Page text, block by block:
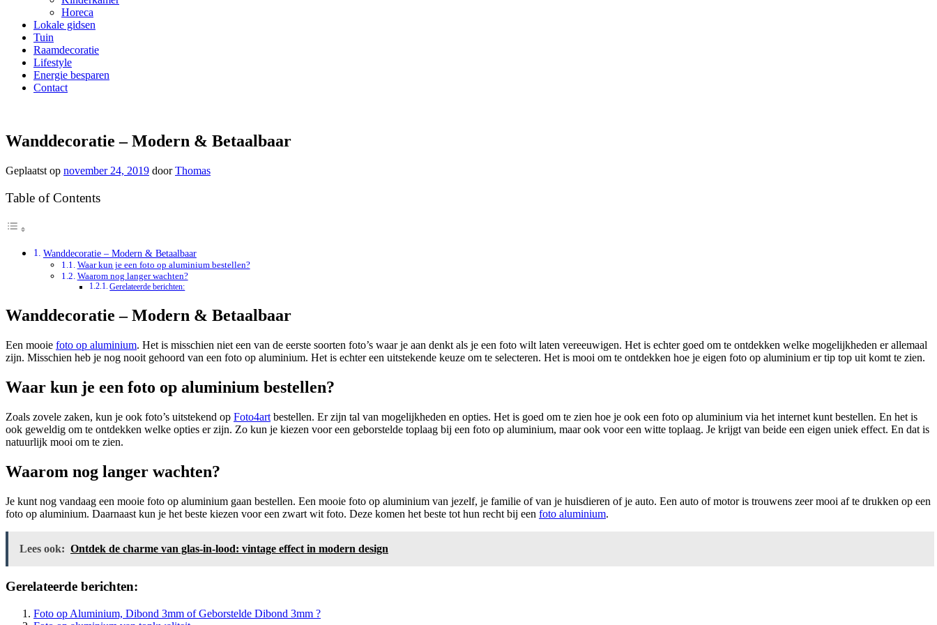
Horeca
Lokale gidsen
Tuin
Raamdecoratie
Lifestyle
Energie besparen
Contact
Wanddecoratie – Modern & Betaalbaar‎
Geplaatst op november 24, 2019 doorThomas
Table of Contents
Wanddecoratie – Modern & Betaalbaar‎
Waar kun je een foto op aluminium bestellen?
Waarom nog langer wachten?
Gerelateerde berichten:
Wanddecoratie – Modern & Betaalbaar‎
Een mooie foto op aluminium. Het is misschien niet een van de eerste soorten foto’s waar je aan denkt als je een foto wilt laten vereeuwigen. Het is echter goed om te ontdekken welke mogelijkheden er allemaal
zijn. Misschien heb je nog nooit gehoord van een foto op aluminium. Het is echter een uitstekende keuze om te selecteren. Het is mooi om te ontdekken hoe je eigen foto op aluminium er tip top uit komt te zien.
Waar kun je een foto op aluminium bestellen?
Zoals zovele zaken, kun je ook foto’s uitstekend op Foto4art bestellen. Er zijn tal van mogelijkheden en opties. Het is goed om te zien hoe je ook een foto op aluminium via het internet kunt bestellen. En het is
ook geweldig om te ontdekken welke opties er zijn. Zo kun je kiezen voor een geborstelde toplaag bij een foto op aluminium, maar ook voor een witte toplaag. Je krijgt van beide een eigen uniek effect. En dat is
natuurlijk mooi om te zien.
Waarom nog langer wachten?
Je kunt nog vandaag een mooie foto op aluminium gaan bestellen. Een mooie foto op aluminium van jezelf, je familie of van je huisdieren of je auto. Een auto of motor is trouwens zeer mooi af te drukken op een
foto op aluminium. Daarnaast kun je het beste kiezen voor een zwart wit foto. Deze komen het beste tot hun recht bij een foto aluminium.
Lees ook: Ontdek de charme van glas-in-lood: vintage effect in modern design
Gerelateerde berichten:
Foto op Aluminium, Dibond 3mm of Geborstelde Dibond 3mm ?